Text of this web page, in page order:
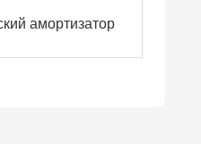
амортизатор